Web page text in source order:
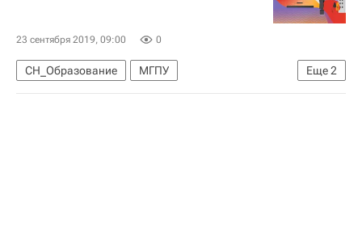
23 сентября 2019, 09:00 0
Еще2
СН_Образование
МГПУ
Навигатор абитуриента
Общество